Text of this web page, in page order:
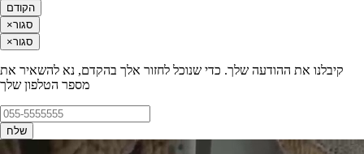
הקודם
×סגור
×סגור
קיבלנו את ההודעה שלך. כדי שנוכל לחזור אלך בהקדם, נא להשאיר את
מספר הטלפון שלך
שלח